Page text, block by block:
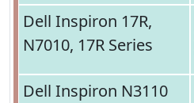
Dell Inspiron 17R,
N7010, 17R Series
Dell Inspiron N3110